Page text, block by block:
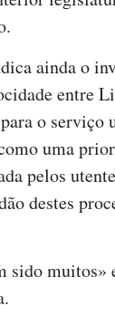
ainda o
entre
o serviço
uma
pelos
destes
sido muitos»